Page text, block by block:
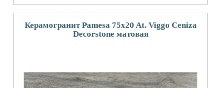
Керамогранит Pamesa 75x20 At. Viggo Ceniza
Decorstone матовая